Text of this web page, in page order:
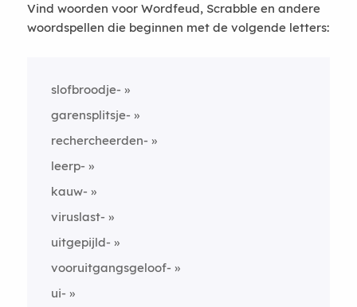
Vind woorden voor Wordfeud, Scrabble en andere
woordspellen die beginnen met de volgende letters:
slofbroodje-
garensplitsje-
rechercheerden-
leerp-
kauw-
viruslast-
uitgepijld-
vooruitgangsgeloof-
ui-